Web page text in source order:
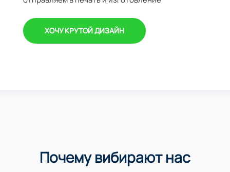
ХОЧУ КРУТОЙ ДИЗАЙН
Почему вибирают нас